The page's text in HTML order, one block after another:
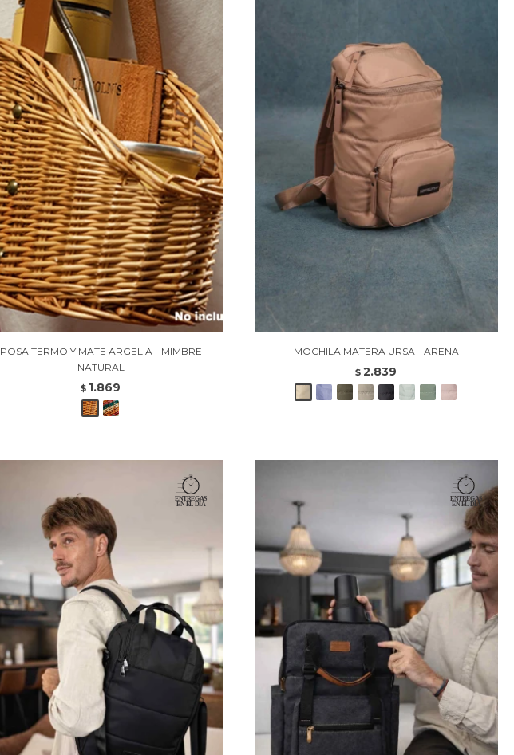
POSA TERMO Y MATE ARGELIA - MIMBRE
NATURAL
$ 1.869
MOCHILA MATERA URSA - ARENA
$ 2.839